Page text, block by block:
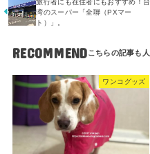
旅行者にも在住者にもおすすめ！台
湾のスーパー「全聯（PXマー
ト）」。
RECOMMEND
ワンコグッズ